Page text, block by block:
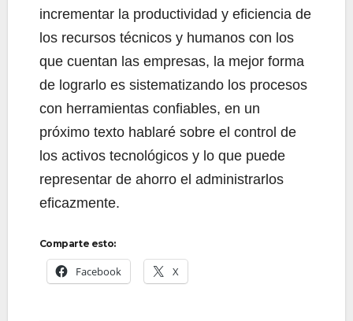
incrementar la productividad y eficiencia de
los recursos técnicos y humanos con los
que cuentan las empresas, la mejor forma
de lograrlo es sistematizando los procesos
con herramientas confiables, en un
próximo texto hablaré sobre el control de
los activos tecnológicos y lo que puede
representar de ahorro el administrarlos
eficazmente.
Comparte esto:
Facebook X